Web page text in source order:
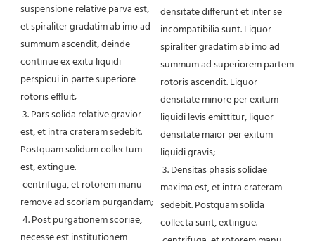
suspensione relative parva est,
et spiraliter gradatim ab imo ad
summum ascendit, deinde
continue ex exitu liquidi
perspicui in parte superiore
rotoris effluit;
est, et intra crateram sedebit.
Postquam solidum collectum
est, extingue.
remove ad scoriam purgandam;
necesse est institutionem
densitate differunt et inter se
incompatibilia sunt. Liquor
spiraliter gradatim ab imo ad
summum ad superiorem partem
rotoris ascendit. Liquor
densitate minore per exitum
liquidi levis emittitur, liquor
densitate maior per exitum
liquidi gravis;
maxima est, et intra crateram
sedebit. Postquam solida
collecta sunt, extingue.